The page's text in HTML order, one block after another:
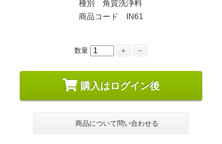
種別 角質洗浄料
商品コード IN61
数量 ＋ －
購入はログイン後
商品について問い合わせる